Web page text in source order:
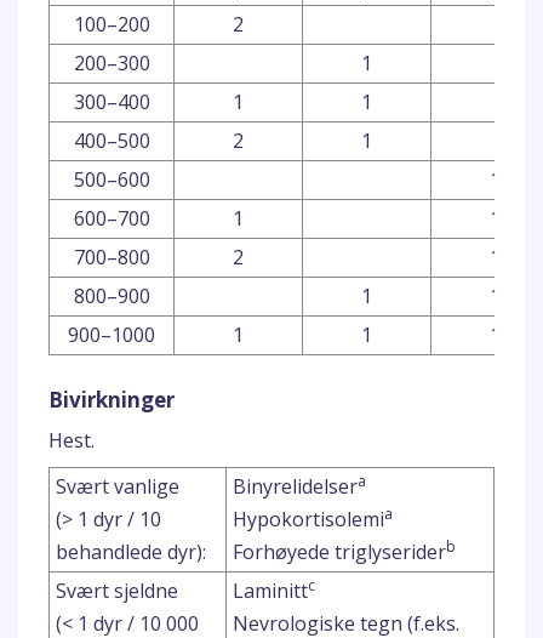
100–200
2
200–300
1
300–400
1
1
400–500
2
1
500–600
1
600–700
1
1
700–800
2
1
800–900
1
1
900–1000
1 1 1
Bivirkninger
Hest.
Svært vanlige
(> 1 dyr / 10
behandlede dyr):
Binyrelidelsera
Hypokortisolemia
Forhøyede triglyseriderb
Svært sjeldne
(< 1 dyr / 10 000
Laminittc
Nevrologiske tegn (f.eks.